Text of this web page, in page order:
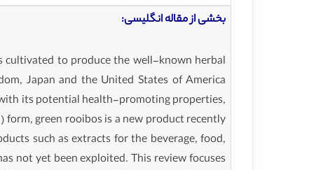
بخشی از مقاله انگلیسی:
cultivated to produce the well-known herbal
Japan and the United States of America
its potential health-promoting properties,
green rooibos is a new product recently
such as extracts for the beverage, food,
not yet been exploited. This review focuses